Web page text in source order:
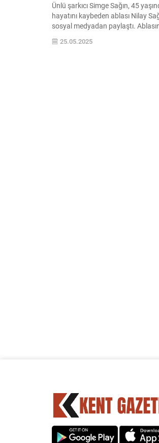
Ünlü şarkıcı Simge Sağın, 45
hayatını kaybeden ablası Nilay
sosyal medyadan paylaştı.
sarıldığı kareyi “Ablam” notuyla
Sağın, yürekleri dağladı.
25.05.2025